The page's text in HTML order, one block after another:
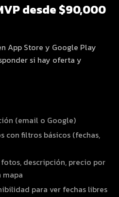
desde $90,000
App Store y Google Play
si hay oferta y
(email o Google)
con filtros básicos (fechas,
descripción, precio por
mapa
para ver fechas libres